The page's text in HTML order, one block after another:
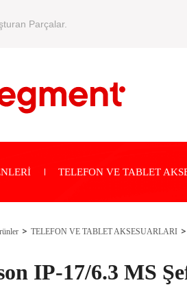
Parçalar.
TELEFON VE TABLET
TELEFON VE TABLET AKSESUARLARI
IP-17/6.3 MS